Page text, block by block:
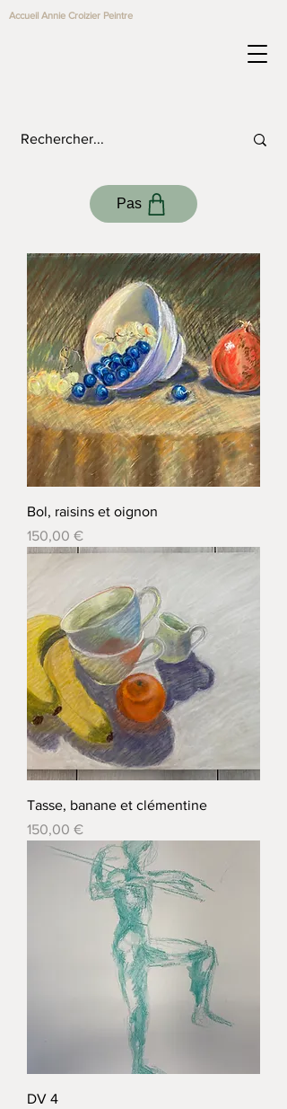
Accueil Annie Croizier Peintre
Pas
Bol, raisins et oignon
Prix
150,00 €
Tasse, banane et clémentine
Prix
150,00 €
DV 4